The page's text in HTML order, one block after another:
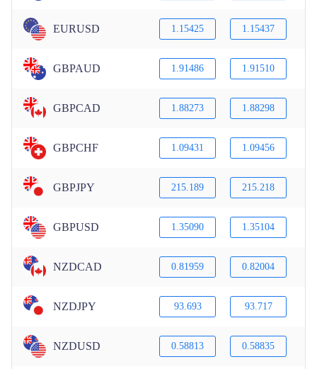
EURUSD 1.15425 1.15437
GBPAUD 1.91486 1.91510
GBPCAD 1.88273 1.88298
GBPCHF 1.09431 1.09456
GBPJPY 215.189 215.218
GBPUSD 1.35090 1.35104
NZDCAD 0.81959 0.82004
NZDJPY 93.693 93.717
NZDUSD 0.58813 0.58835